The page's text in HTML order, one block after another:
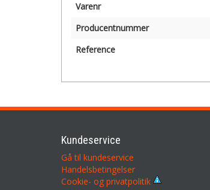
Varenr
Producentnummer
Reference
Kundeservice
Gå til kundeservice
Handelsbetingelser
Cookie- og privatpolitik